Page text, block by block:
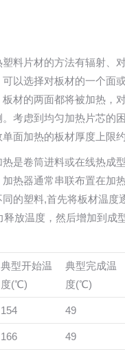
料片材的方法有辐射、
以选择对板材的一个面
材的两面都将被加热，
考虑到均匀加热片芯的
面加热的板材厚度上限约
是卷筒进料或在线热成
热器通常串联布置在加
的塑料,首先将板材温度
放温度，然后增加到成
典型开始温
度(℃)
典型完成温
度(℃)
154 49
166 49